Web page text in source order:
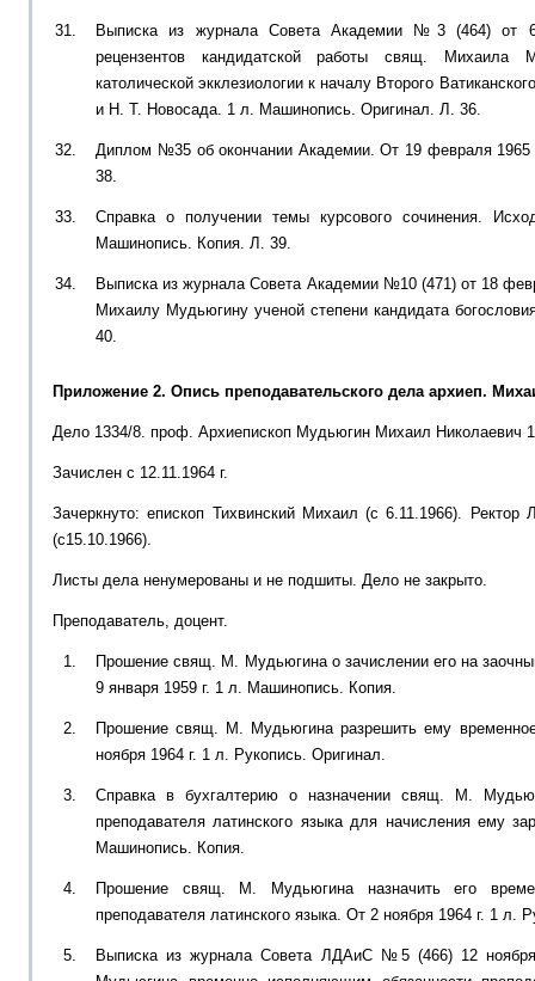
Выписка из журнала Совета Академии №3 (464) от 6
рецензентов кандидатской работы свящ. Михаила
католической экклезиологии к началу Второго
и Н. Т. Новосада. 1 л. Машинопись. Оригинал. Л. 36.
Диплом №35 об окончании Академии. От 19 февраля
38.
Справка о получении темы курсового сочинения.
Машинопись. Копия. Л. 39.
Выписка из журнала Совета Академии №10 (471) от 18
Михаилу Мудьюгину ученой степени кандидата
40.
Приложение 2. Опись преподавательского дела архиеп.
Дело 1334/8. проф. Архиепископ Мудьюгин Михаил Николаевич
Зачислен с 12.11.1964 г.
Зачеркнуто: епископ Тихвинский Михаил (с 6.11.1966).
(с15.10.1966).
Листы дела ненумерованы и не подшиты. Дело не закрыто.
Преподаватель, доцент.
Прошение свящ. М. Мудьюгина о зачислении его на
9 января 1959 г. 1 л. Машинопись. Копия.
Прошение свящ. М. Мудьюгина разрешить ему
ноября 1964 г. 1 л. Рукопись. Оригинал.
Справка в бухгалтерию о назначении свящ. М.
преподавателя латинского языка для начисления ему
Машинопись. Копия.
Прошение свящ. М. Мудьюгина назначить его
преподавателя латинского языка. От 2 ноября 1964 г. 1 л.
Выписка из журнала Совета ЛДАиС №5 (466) 12